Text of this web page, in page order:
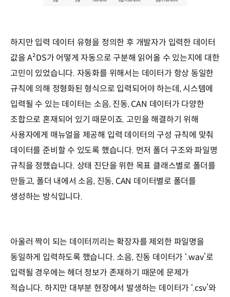
하지만 입력 데이터 유형을 정의한 후 개발자가 입력한 데이터
값을 A²DS가 어떻게 자동으로 구분해 읽어올 수 있는지에 대한
고민이 있었습니다. 자동화를 위해서는 데이터가 항상 동일한
규칙에 의해 정형화된 형식으로 입력되어야 하는데, 시스템에
입력될 수 있는 데이터는 소음, 진동, CAN 데이터가 다양한
조합으로 혼재되어 있기 때문이죠. 고민을 해결하기 위해
사용자에게 매뉴얼을 제공해 입력 데이터의 구성 규칙에 맞춰
데이터를 준비할 수 있도록 했습니다. 먼저 폴더 구조와 파일명
규칙을 정했습니다. 상태 진단을 위한 목표 클래스별로 폴더를
만들고, 폴더 내에서 소음, 진동, CAN 데이터별로 폴더를
생성하는 방식입니다.
아울러 짝이 되는 데이터끼리는 확장자를 제외한 파일명을
동일하게 입력하도록 했습니다. 소음, 진동 데이터가 ‘.wav’로
입력될 경우에는 헤더 정보가 존재하기 때문에 문제가
적습니다. 하지만 대부분 현장에서 발생하는 데이터가 ‘.csv’와